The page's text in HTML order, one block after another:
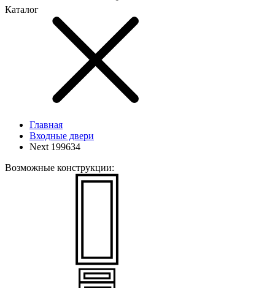
Каталог
Главная
Входные двери
Next 199634
Возможные конструкции: